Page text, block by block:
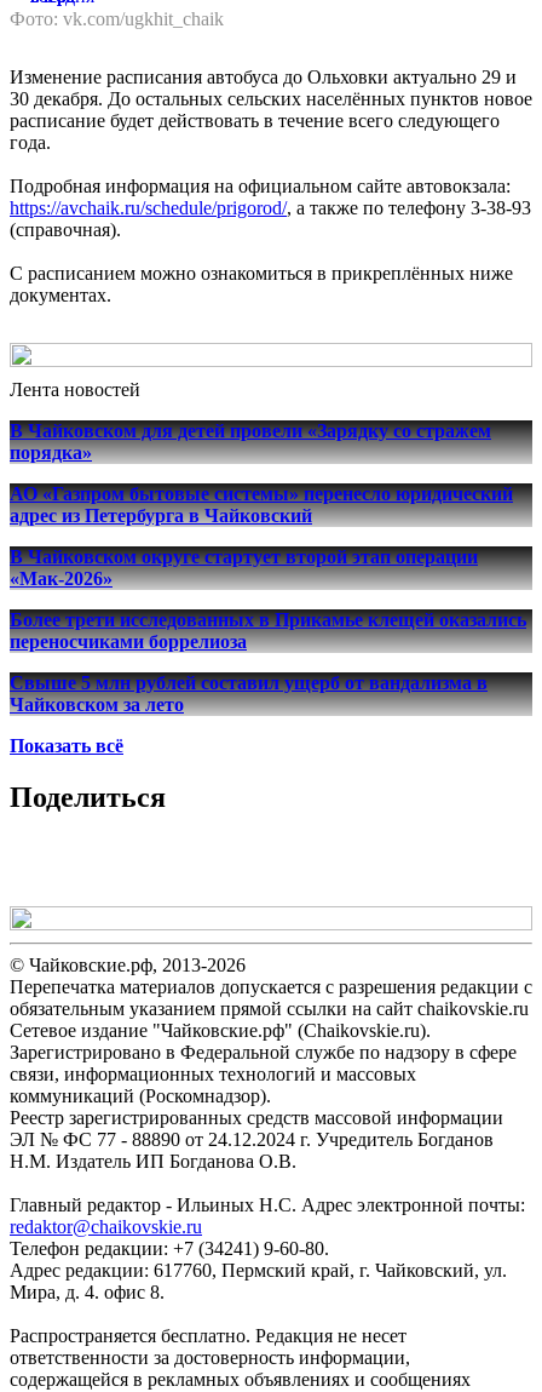
Фото: vk.com/ugkhit_chaik
Изменение расписания автобуса до Ольховки актуально 29 и
30 декабря. До остальных сельских населённых пунктов новое
расписание будет действовать в течение всего следующего
года.
Подробная информация на официальном сайте автовокзала:
https://avchaik.ru/schedule/prigorod/, а также по телефону 3-38-93
(справочная).
С расписанием можно ознакомиться в прикреплённых ниже
документах.
Лента новостей
В Чайковском для детей провели «Зарядку со стражем
порядка»
АО «Газпром бытовые системы» перенесло юридический
адрес из Петербурга в Чайковский
В Чайковском округе стартует второй этап операции
«Мак-2026»
Более трети исследованных в Прикамье клещей оказались
переносчиками боррелиоза
Свыше 5 млн рублей составил ущерб от вандализма в
Чайковском за лето
Показать всё
Поделиться
© Чайковские.рф, 2013-2026
Перепечатка материалов допускается с разрешения редакции с
обязательным указанием прямой ссылки на сайт chaikovskie.ru
Сетевое издание "Чайковские.рф" (Chaikovskie.ru).
Зарегистрировано в Федеральной службе по надзору в сфере
связи, информационных технологий и массовых
коммуникаций (Роскомнадзор).
Реестр зарегистрированных средств массовой информации
ЭЛ № ФС 77 - 88890 от 24.12.2024 г. Учредитель Богданов
Н.М. Издатель ИП Богданова О.В.
Главный редактор - Ильиных Н.С. Адрес электронной почты:
redaktor@chaikovskie.ru
Телефон редакции: +7 (34241) 9-60-80.
Адрес редакции: 617760, Пермский край, г. Чайковский, ул.
Мира, д. 4. офис 8.
Распространяется бесплатно. Редакция не несет
ответственности за достоверность информации,
содержащейся в рекламных объявлениях и сообщениях